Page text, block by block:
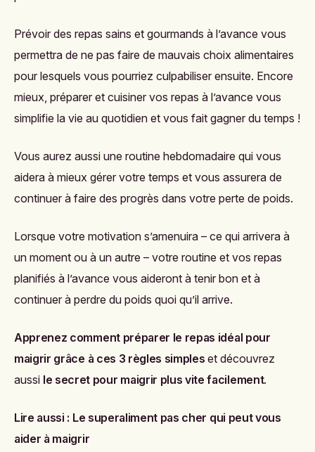
Prévoir des repas sains et gourmands à l’avance vous
permettra de ne pas faire de mauvais choix alimentaires
pour lesquels vous pourriez culpabiliser ensuite. Encore
mieux, préparer et cuisiner vos repas à l’avance vous
simplifie la vie au quotidien et vous fait gagner du temps !
Vous aurez aussi une routine hebdomadaire qui vous
aidera à mieux gérer votre temps et vous assurera de
continuer à faire des progrès dans votre perte de poids.
Lorsque votre motivation s’amenuira – ce qui arrivera à
un moment ou à un autre – votre routine et vos repas
planifiés à l’avance vous aideront à tenir bon et à
continuer à perdre du poids quoi qu’il arrive.
Apprenez comment préparer le repas idéal pour
maigrir grâce à ces 3 règles simples et découvrez
aussi le secret pour maigrir plus vite facilement.
Lire aussi : Le superaliment pas cher qui peut vous
aider à maigrir